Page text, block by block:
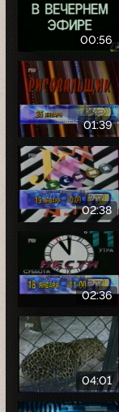
00:56
01:39
02:38
02:36
04:01